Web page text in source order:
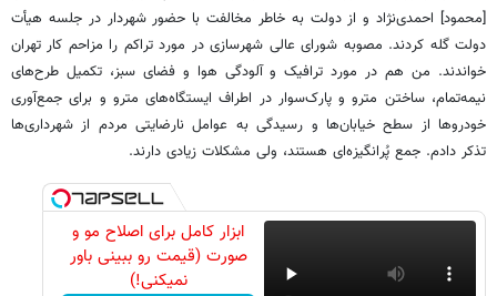
[محمود] احمدی‌نژاد و از دولت به خاطر مخالفت با حضور شهردار در جلسه هیأت
دولت گله کردند. مصوبه شورای ‌عالی شهرسازی در مورد تراکم را مزاحم‌ کار تهران
خواندند. من هم در مورد ترافیک و آلودگی هوا و فضای سبز، تکمیل طرح‌های
نیمه‌تمام، ساختن مترو و پارک‌سوار در اطراف ایستگاه‌های مترو و برای جمع‌آوری
خودروها از سطح خیابان‌ها و رسیدگی به عوامل نارضایتی مردم از شهرداری‌ها
تذکر دادم. جمع پُرانگیزه‌ای هستند، ولی مشکلات زیادی دارند.
ابزار کامل برای اصلاح مو و
صورت (قیمت رو ببینی باور
نمیکنی!)